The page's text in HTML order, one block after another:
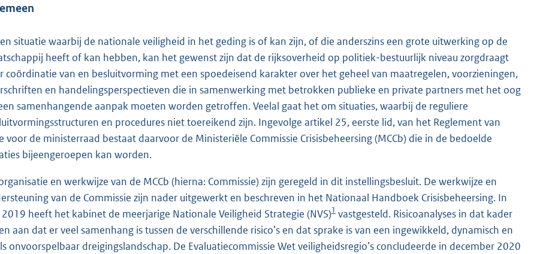
situatie waarbij de nationale veiligheid in het geding is of kan zijn, of die anderszins een grote uitwerking op de
heeft of kan hebben, kan het gewenst zijn dat de rijksoverheid op politiek-bestuurlijk niveau zorgdraagt
coördinatie van en besluitvorming met een spoedeisend karakter over het geheel van maatregelen, voorzieningen,
en handelingsperspectieven die in samenwerking met betrokken publieke en private partners met het oog
samenhangende aanpak moeten worden getroffen. Veelal gaat het om situaties, waarbij de reguliere
en procedures niet toereikend zijn. Ingevolge artikel 25, eerste lid, van het Reglement van
voor de ministerraad bestaat daarvoor de Ministeriële Commissie Crisisbeheersing (MCCb) die in de bedoelde
bijeengeroepen kan worden.
en werkwijze van de MCCb (hierna: Commissie) zijn geregeld in dit instellingsbesluit. De werkwijze en
van de Commissie zijn nader uitgewerkt en beschreven in het Nationaal Handboek Crisisbeheersing. In
heeft het kabinet de meerjarige Nationale Veiligheid Strategie (NVS)1 vastgesteld. Risicoanalyses in dat kader
aan dat er veel samenhang is tussen de verschillende risico’s en dat sprake is van een ingewikkeld, dynamisch en
onvoorspelbaar dreigingslandschap. De Evaluatiecommissie Wet veiligheidsregio’s concludeerde in december 2020